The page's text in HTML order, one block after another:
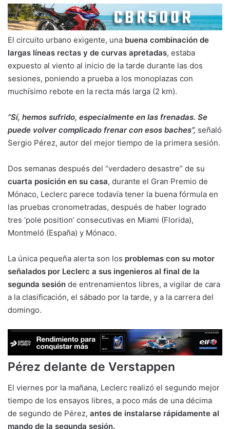
El circuito urbano exigente, una buena combinación de
largas líneas rectas y de curvas apretadas, estaba
expuesto al viento al inicio de la tarde durante las dos
sesiones, poniendo a prueba a los monoplazas con
muchísimo rebote en la recta más larga (2 km).
“Sí, hemos sufrido, especialmente en las frenadas. Se
puede volver complicado frenar con esos baches”, señaló
Sergio Pérez, autor del mejor tiempo de la primera sesión.
Dos semanas después del “verdadero desastre” de su
cuarta posición en su casa, durante el Gran Premio de
Mónaco, Leclerc parece todavía tener la buena fórmula en
las pruebas cronometradas, después de haber logrado
tres ‘pole position’ consecutivas en Miami (Florida),
Montmeló (España) y Mónaco.
La única pequeña alerta son los problemas con su motor
señalados por Leclerc a sus ingenieros al final de la
segunda sesión de entrenamientos libres, a vigilar de cara
a la clasificación, el sábado por la tarde, y a la carrera del
domingo.
Pérez delante de Verstappen
El viernes por la mañana, Leclerc realizó el segundo mejor
tiempo de los ensayos libres, a poco más de una décima
de segundo de Pérez, antes de instalarse rápidamente al
mando de la segunda sesión.